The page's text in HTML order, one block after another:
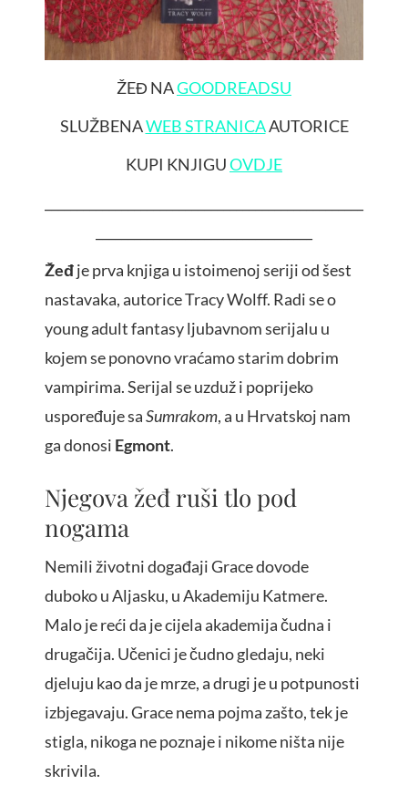
ŽEĐ NAGOODREADSU
SLUŽBENAWEB STRANICAAUTORICE
KUPI KNJIGUOVDJE
Žeđje prva knjiga u istoimenoj seriji od šest
nastavaka, autorice Tracy Wolff. Radi se o
young adult fantasy ljubavnom serijalu u
kojem se ponovno vraćamo starim dobrim
vampirima. Serijal se uzduž i poprijeko
uspoređuje saSumrakom, a u Hrvatskoj nam
ga donosi Egmont.
Njegova žeđ ruši tlo pod
nogama
Nemili životni događaji Grace dovode
duboko u Aljasku, u Akademiju Katmere.
Malo je reći da je cijela akademija čudna i
drugačija. Učenici je čudno gledaju, neki
djeluju kao da je mrze, a drugi je u potpunosti
izbjegavaju. Grace nema pojma zašto, tek je
stigla, nikoga ne poznaje i nikome ništa nije
skrivila.